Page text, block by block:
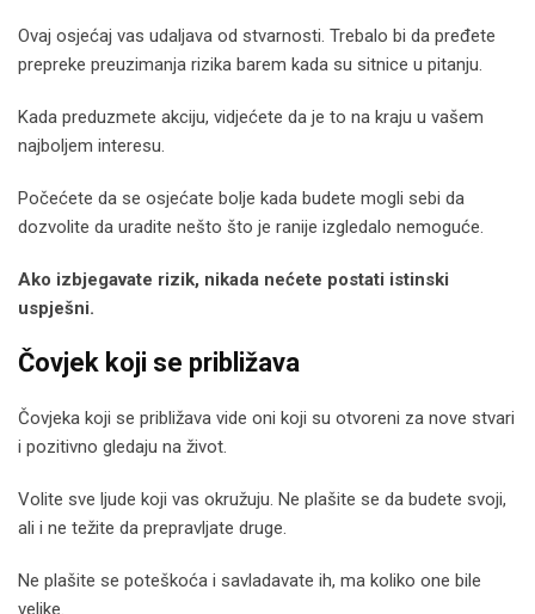
Ovaj osjećaj vas udaljava od stvarnosti. Trebalo bi da pređete
prepreke preuzimanja rizika barem kada su sitnice u pitanju.
Kada preduzmete akciju, vidjećete da je to na kraju u vašem
najboljem interesu.
Počećete da se osjećate bolje kada budete mogli sebi da
dozvolite da uradite nešto što je ranije izgledalo nemoguće.
Ako izbjegavate rizik, nikada nećete postati istinski
uspješni.
Čovjek koji se približava
Čovjeka koji se približava vide oni koji su otvoreni za nove stvari
i pozitivno gledaju na život.
Volite sve ljude koji vas okružuju. Ne plašite se da budete svoji,
ali i ne težite da prepravljate druge.
Ne plašite se poteškoća i savladavate ih, ma koliko one bile
velike.